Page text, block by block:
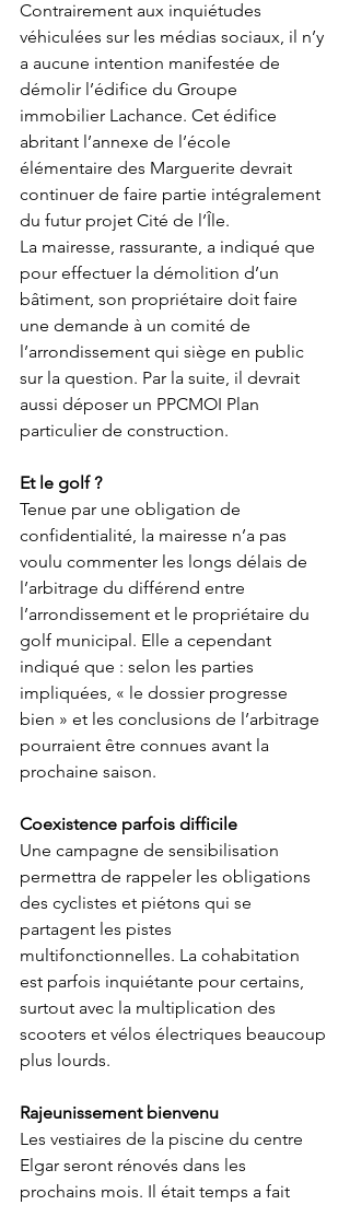
Contrairement aux inquiétudes
véhiculées sur les médias sociaux, il n’y
a aucune intention manifestée de
démolir l’édifice du Groupe
immobilier Lachance. Cet édifice
abritant l’annexe de l’école
élémentaire des Marguerite devrait
continuer de faire partie intégralement
du futur projet Cité de l’Île.
La mairesse, rassurante, a indiqué que
pour effectuer la démolition d’un
bâtiment, son propriétaire doit faire
une demande à un comité de
l’arrondissement qui siège en public
sur la question. Par la suite, il devrait
aussi déposer un PPCMOI Plan
particulier de construction.
Et le golf ?
Tenue par une obligation de
confidentialité, la mairesse n’a pas
voulu commenter les longs délais de
l’arbitrage du différend entre
l’arrondissement et le propriétaire du
golf municipal. Elle a cependant
indiqué que : selon les parties
impliquées, « le dossier progresse
bien » et les conclusions de l’arbitrage
pourraient être connues avant la
prochaine saison.
Coexistence parfois difficile
Une campagne de sensibilisation
permettra de rappeler les obligations
des cyclistes et piétons qui se
partagent les pistes
multifonctionnelles. La cohabitation
est parfois inquiétante pour certains,
surtout avec la multiplication des
scooters et vélos électriques beaucoup
plus lourds.
Rajeunissement bienvenu
Les vestiaires de la piscine du centre
Elgar seront rénovés dans les
prochains mois. Il était temps a fait